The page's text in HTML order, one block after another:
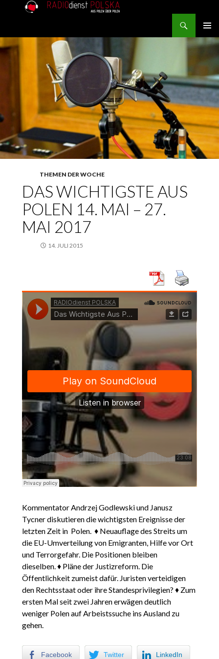
MENU
THEMEN DER WOCHE
DAS WICHTIGSTE AUS
POLEN 14. MAI – 27.
MAI 2017
14. JULI 2015
Kommentator Andrzej Godlewski und Janusz
Tycner diskutieren die wichtigsten Ereignisse der
letzten Zeit in Polen. ♦ Neuauflage des Streits um
die EU-Umverteilung von Emigranten, Hilfe vor Ort
und Terrorgefahr. Die Positionen bleiben
dieselben. ♦ Pläne der Justizreform. Die
Öffentlichkeit zumeist dafür. Juristen verteidigen
den Rechtsstaat oder ihre Standesprivilegien? ♦ Zum
ersten Mal seit zwei Jahren erwägen deutlich
weniger Polen auf Arbeistssuche ins Ausland zu
gehen.
Facebook Twitter LinkedIn